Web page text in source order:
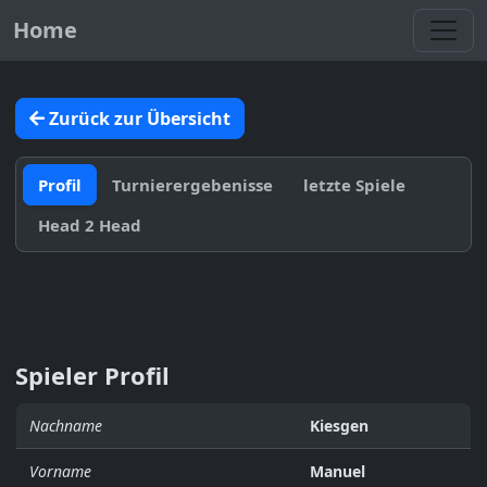
Home
Zurück zur Übersicht
Profil Turnierergebenisse
letzte Spiele
Head 2 Head
Spieler Profil
Nachname Kiesgen
Vorname Manuel